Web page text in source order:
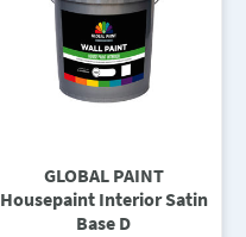
GLOBAL PAINT
Housepaint Interior Satin
Base D